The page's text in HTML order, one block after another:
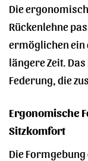
Die
Rückenlehne
ermöglichen ein
längere Zeit.
Federung, die
Ergonomische
Sitzkomfort
Die